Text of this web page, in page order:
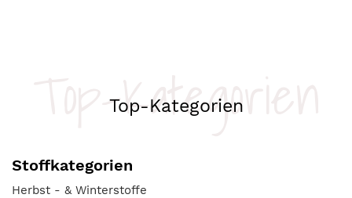
Top-Kategorien
Top-Kategorien
Stoffkategorien
Herbst - & Winterstoffe